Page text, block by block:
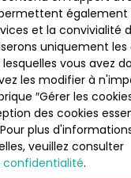
la
— Le
spécificité
avant les
stratégique pour
de chaque détail,
également
et la convivialité
uniquement les
vous avez
les modifier à
″Gérer les
des cookies
plus
veuillez consulter
.